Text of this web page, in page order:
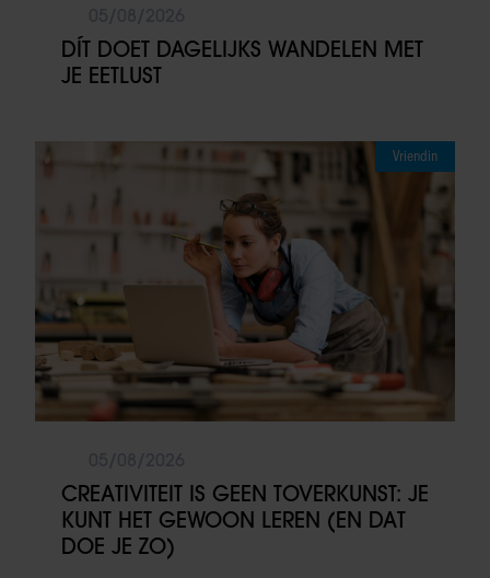
DÍT DOET DAGELIJKS WANDELEN MET
JE EETLUST
Vriendin
CREATIVITEIT IS GEEN TOVERKUNST: JE
KUNT HET GEWOON LEREN (EN DAT
DOE JE ZO)